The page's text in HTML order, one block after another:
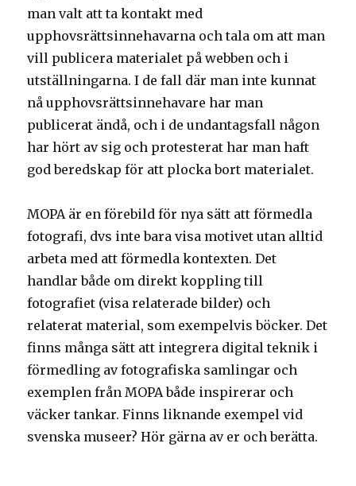
man valt att ta kontakt med
upphovsrättsinnehavarna och tala om att man
vill publicera materialet på webben och i
utställningarna. I de fall där man inte kunnat
nå upphovsrättsinnehavare har man
publicerat ändå, och i de undantagsfall någon
har hört av sig och protesterat har man haft
god beredskap för att plocka bort materialet.
MOPA är en förebild för nya sätt att förmedla
fotografi, dvs inte bara visa motivet utan alltid
arbeta med att förmedla kontexten. Det
handlar både om direkt koppling till
fotografiet (visa relaterade bilder) och
relaterat material, som exempelvis böcker. Det
finns många sätt att integrera digital teknik i
förmedling av fotografiska samlingar och
exemplen från MOPA både inspirerar och
väcker tankar. Finns liknande exempel vid
svenska museer? Hör gärna av er och berätta.